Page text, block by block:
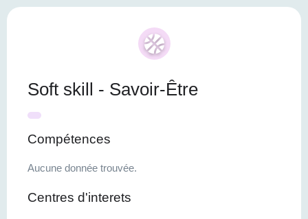
Soft skill - Savoir-Être
Compétences
Aucune donnée trouvée.
Centres d'interets